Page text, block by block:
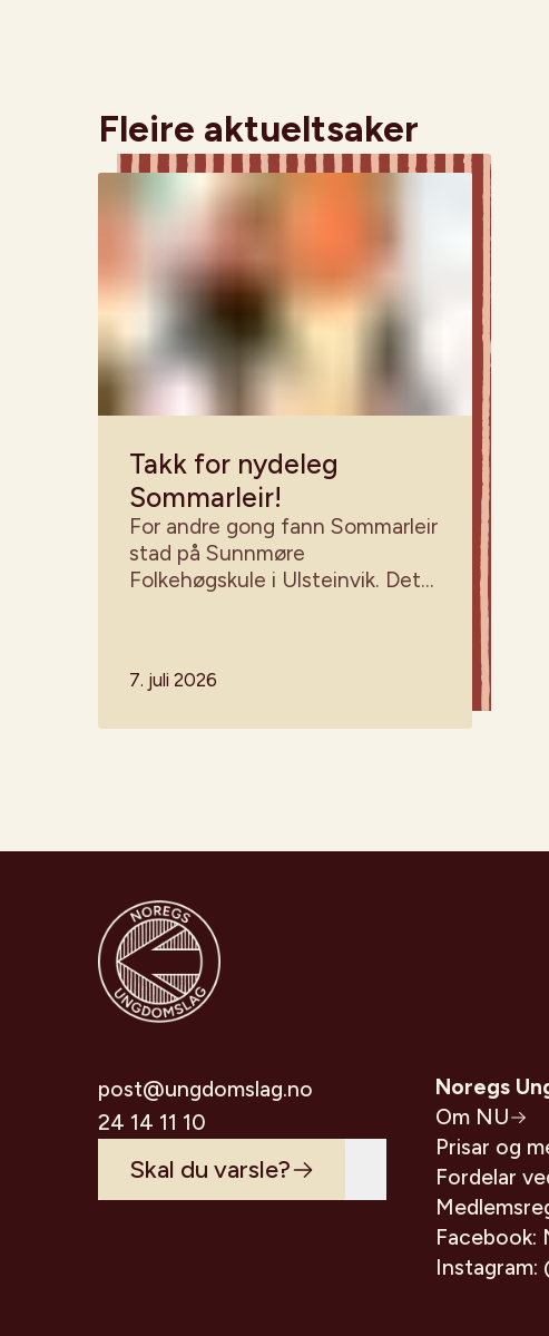
Fleire aktueltsaker
Takk for nydeleg
Sommarleir!
For andre gong fann Sommarleir
stad på Sunnmøre
Folkehøgskule i Ulsteinvik. Det
7. juli 2026
post@ungdomslag.no
24 14 11 10
Skal du varsle?
Noregs
Om NU
Prisar og
Fordelar
Facebook:
Instagram: